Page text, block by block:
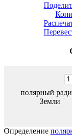
полярный
Земли
Определение